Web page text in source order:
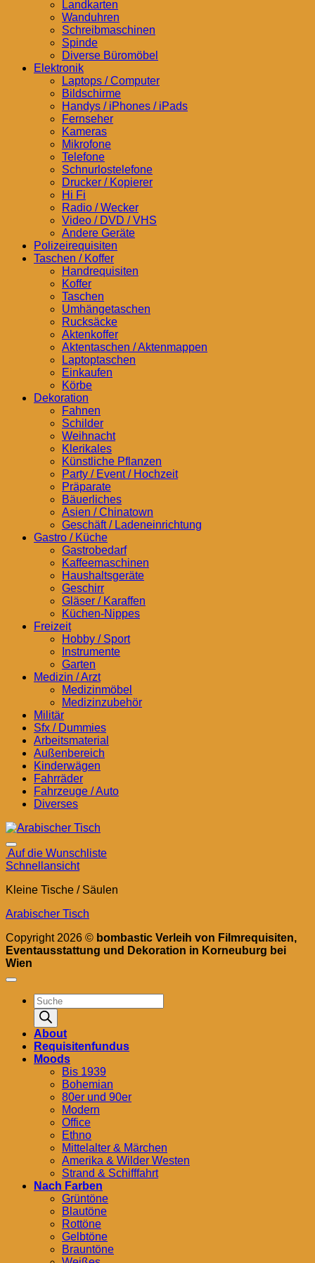
Landkarten
Wanduhren
Schreibmaschinen
Spinde
Diverse Büromöbel
Elektronik
Laptops / Computer
Bildschirme
Handys / iPhones / iPads
Fernseher
Kameras
Mikrofone
Telefone
Schnurlostelefone
Drucker / Kopierer
Hi Fi
Radio / Wecker
Video / DVD / VHS
Andere Geräte
Polizeirequisiten
Taschen / Koffer
Handrequisiten
Koffer
Taschen
Umhängetaschen
Rucksäcke
Aktenkoffer
Aktentaschen / Aktenmappen
Laptoptaschen
Einkaufen
Körbe
Dekoration
Fahnen
Schilder
Weihnacht
Klerikales
Künstliche Pflanzen
Party / Event / Hochzeit
Präparate
Bäuerliches
Asien / Chinatown
Geschäft / Ladeneinrichtung
Gastro / Küche
Gastrobedarf
Kaffeemaschinen
Haushaltsgeräte
Geschirr
Gläser / Karaffen
Küchen-Nippes
Freizeit
Hobby / Sport
Instrumente
Garten
Medizin / Arzt
Medizinmöbel
Medizinzubehör
Militär
Sfx / Dummies
Arbeitsmaterial
Außenbereich
Kinderwägen
Fahrräder
Fahrzeuge / Auto
Diverses
Auf die Wunschliste
Schnellansicht
Kleine Tische / Säulen
Arabischer Tisch
Copyright 2026 © bombastic Verleih von Filmrequisiten,
Eventausstattung und Dekoration in Korneuburg bei
Wien
Products
search
About
Requisitenfundus
Moods
Bis 1939
Bohemian
80er und 90er
Modern
Office
Ethno
Mittelalter & Märchen
Amerika & Wilder Westen
Strand & Schifffahrt
Nach Farben
Grüntöne
Blautöne
Rottöne
Gelbtöne
Brauntöne